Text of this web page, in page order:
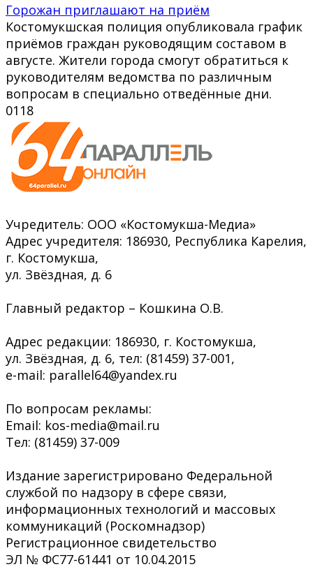
Горожан приглашают на приём
Костомукшская полиция опубликовала график
приёмов граждан руководящим составом в
августе. Жители города смогут обратиться к
руководителям ведомства по различным
вопросам в специально отведённые дни.
0118
Учредитель: ООО «Костомукша-Медиа»
Адрес учредителя: 186930, Республика Карелия,
г. Костомукша,
ул. Звёздная, д. 6
Главный редактор – Кошкина О.В.
Адрес редакции: 186930, г. Костомукша,
ул. Звёздная, д. 6, тел: (81459) 37-001,
e-mail: parallel64@yandex.ru
По вопросам рекламы:
Email: kos-media@mail.ru
Тел: (81459) 37-009
Издание зарегистрировано Федеральной
службой по надзору в сфере связи,
информационных технологий и массовых
коммуникаций (Роскомнадзор)
Регистрационное свидетельство
ЭЛ № ФС77-61441 от 10.04.2015